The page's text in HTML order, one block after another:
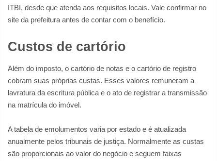
ITBI, desde que atenda aos requisitos locais. Vale confirmar no
site da prefeitura antes de contar com o benefício.
Custos de cartório
Além do imposto, o cartório de notas e o cartório de registro
cobram suas próprias custas. Esses valores remuneram a
lavratura da escritura pública e o ato de registrar a transmissão
na matrícula do imóvel.
A tabela de emolumentos varia por estado e é atualizada
anualmente pelos tribunais de justiça. Normalmente as custas
são proporcionais ao valor do negócio e seguem faixas